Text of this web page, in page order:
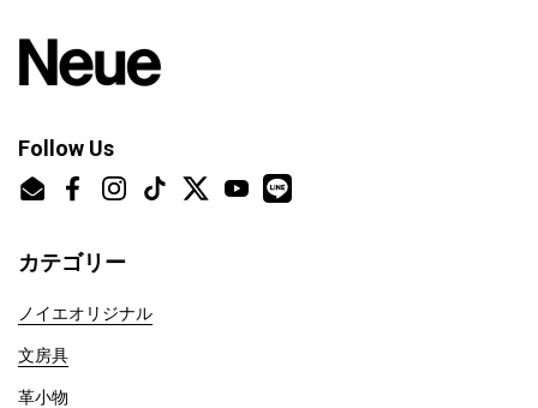
Follow Us
Email FacebookInstagramTikTokTwitterYouTube
カテゴリー
ノイエオリジナル
文房具
革小物